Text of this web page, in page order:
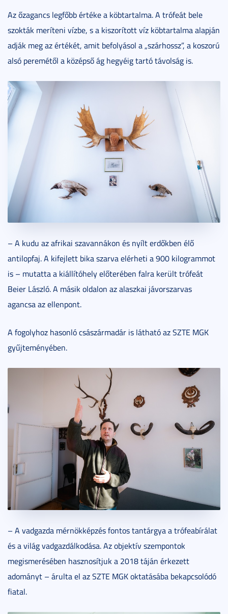
Az őzagancs legfőbb értéke a köbtartalma. A trófeát bele
szokták meríteni vízbe, s a kiszorított víz köbtartalma alapján
adják meg az értékét, amit befolyásol a „szárhossz”, a koszorú
alsó peremétől a középső ág hegyéig tartó távolság is.
– A kudu az afrikai szavannákon és nyílt erdőkben élő
antilopfaj. A kifejlett bika szarva elérheti a 900 kilogrammot
is – mutatta a kiállítóhely előterében falra került trófeát
Beier László. A másik oldalon az alaszkai jávorszarvas
agancsa az ellenpont.
A fogolyhoz hasonló császármadár is látható az SZTE MGK
gyűjteményében.
– A vadgazda mérnökképzés fontos tantárgya a trófeabírálat
és a világ vadgazdálkodása. Az objektív szempontok
megismerésében hasznosítjuk a 2018 táján érkezett
adományt – árulta el az SZTE MGK oktatásába bekapcsolódó
fiatal.